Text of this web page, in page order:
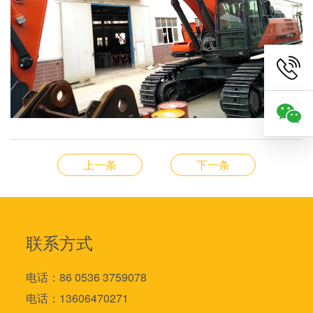
上一条 下一条
联系方式
电话：86 0536 3759078
电话：13606470271